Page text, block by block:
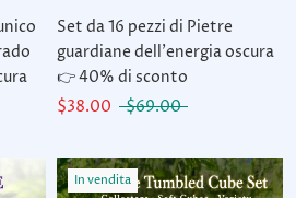
Set da 16 pezzi di Pietre
guardiane dell'energia oscura
👉 40% di sconto
$38.00
$69.00
In vendita